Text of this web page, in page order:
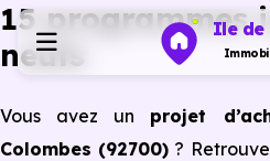
Ile de
15 programmes
neufs
Vous avez un projet
Colombes (92700) ?